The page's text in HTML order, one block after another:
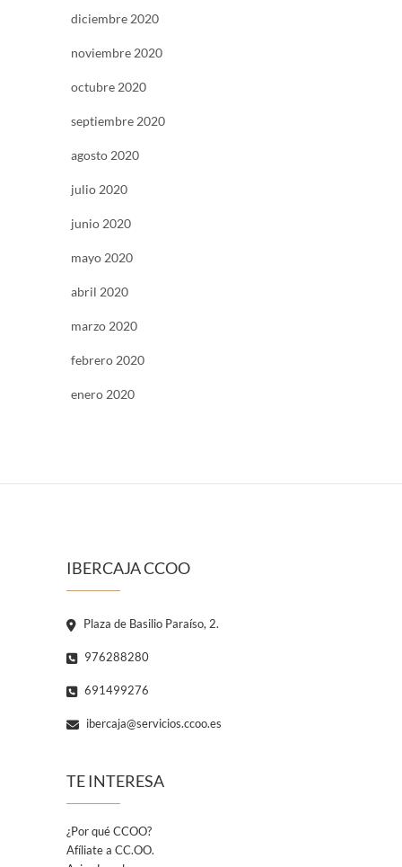
diciembre 2020
noviembre 2020
octubre 2020
septiembre 2020
agosto 2020
julio 2020
junio 2020
mayo 2020
abril 2020
marzo 2020
febrero 2020
enero 2020
IBERCAJA CCOO
Plaza de Basilio Paraíso, 2.
976288280
691499276
ibercaja@servicios.ccoo.es
TE INTERESA
¿Por qué CCOO?
Afíliate a CC.OO.